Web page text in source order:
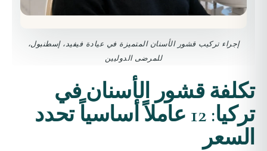
إجراء تركيب قشور الأسنان المتميزة في عيادة فيفيد، إسطنبول،
للمرضى الدوليين
تكلفة قشور الأسنان في
تركيا: 12 عاملاً أساسياً تحدد
السعر